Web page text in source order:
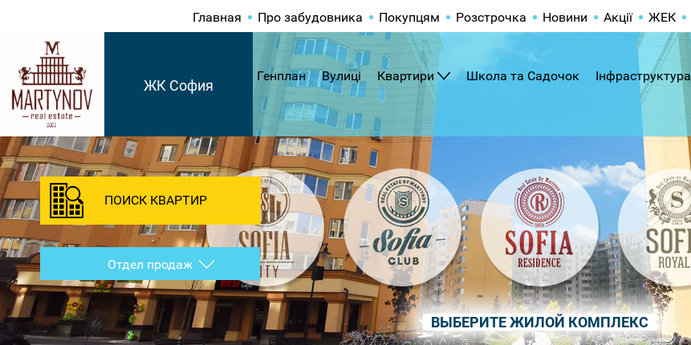
ВЫБЕРИТЕ ЖИЛОЙ КОМПЛЕКС
Главная Про забудовника Покупцям Розстрочка Новини Акції ЖЕК
ЖК София
Генплан Вулиці Квартири Школа та Садочок Інфраструктура
ПОИСК КВАРТИР
Отдел продаж